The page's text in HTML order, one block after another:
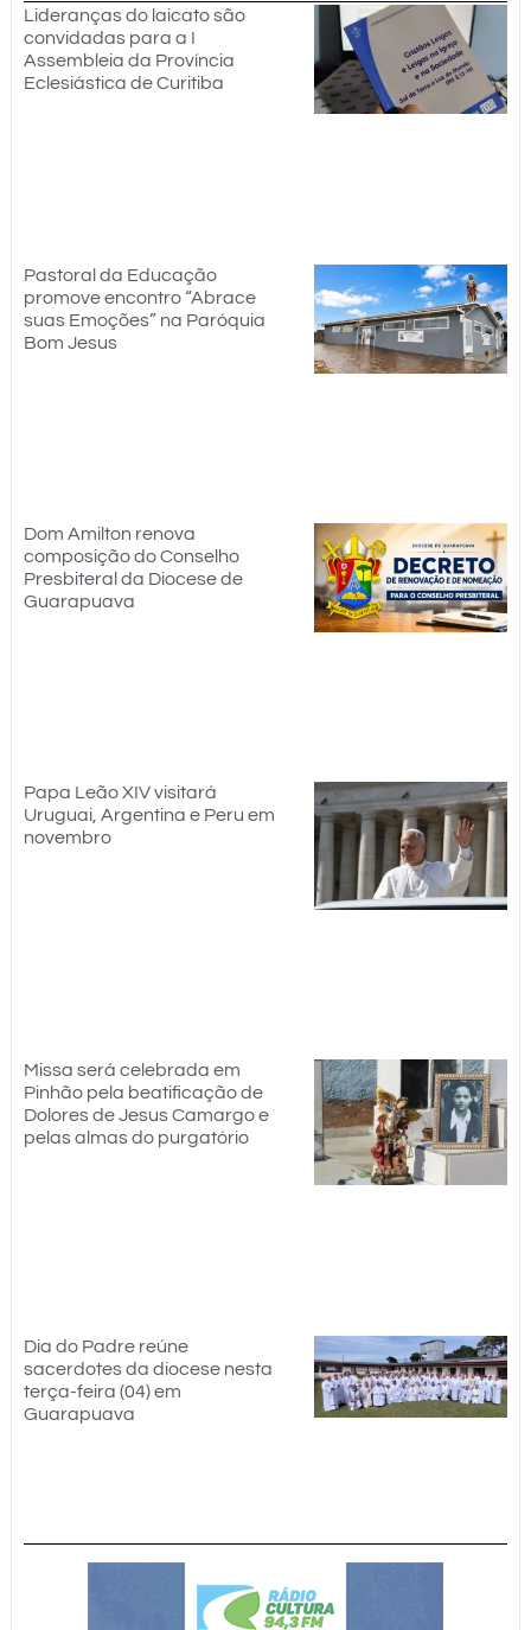
Lideranças do laicato são
convidadas para a I
Assembleia da Província
Eclesiástica de Curitiba
Pastoral da Educação
promove encontro “Abrace
suas Emoções” na Paróquia
Bom Jesus
Dom Amilton renova
composição do Conselho
Presbiteral da Diocese de
Guarapuava
Papa Leão XIV visitará
Uruguai, Argentina e Peru em
novembro
Missa será celebrada em
Pinhão pela beatificação de
Dolores de Jesus Camargo e
pelas almas do purgatório
Dia do Padre reúne
sacerdotes da diocese nesta
terça-feira (04) em
Guarapuava